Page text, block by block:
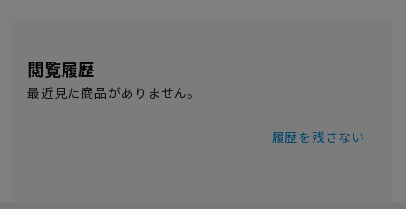
閲覧履歴
最近見た商品がありません。
履歴を残さない